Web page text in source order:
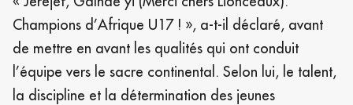
Champions d’Afrique U17 ! », a-t-il déclaré, avant
de mettre en avant les qualités qui ont conduit
l’équipe vers le sacre continental. Selon lui, le talent,
la discipline et la détermination des jeunes